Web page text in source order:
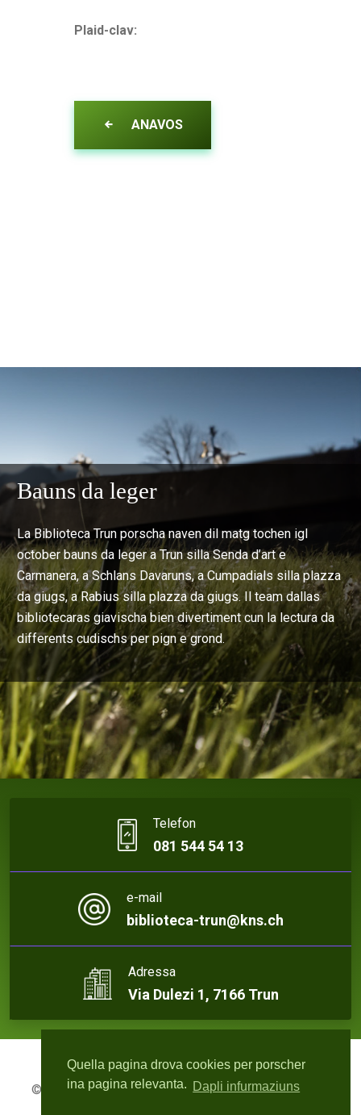
Quella pagina drova cookies per porscher
ina pagina relevanta. Dapli infurmaziuns
Plaid-clav:
ANAVOS
Bauns da leger
La Biblioteca Trun porscha naven dil matg tochen igl
october bauns da leger a Trun silla Senda d’art e
Carmanera, a Schlans Davaruns, a Cumpadials silla plazza
da giugs, a Rabius silla plazza da giugs. Il team dallas
bibliotecaras giavischa bien divertiment cun la lectura da
differents cudischs per pign e grond.
Telefon
081 544 54 13
e-mail
biblioteca-trun@kns.ch
Adressa
Via Dulezi 1, 7166 Trun
© 2026 Biblioteca Trun | Webdesign:rute4.ch - Roger